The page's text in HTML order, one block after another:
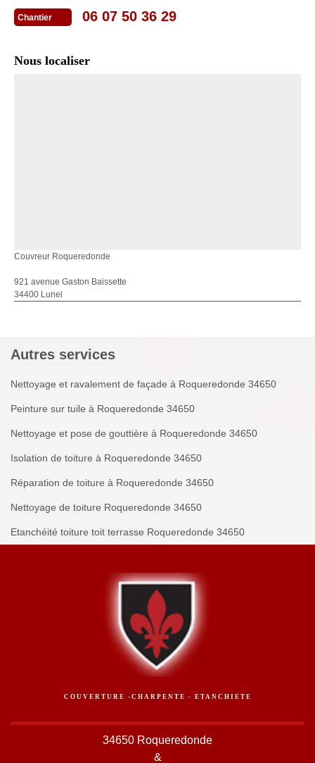
Chantier 06 07 50 36 29
Nous localiser
Couvreur Roqueredonde
921 avenue Gaston Baissette
34400 Lunel
Autres services
Nettoyage et ravalement de façade à Roqueredonde 34650
Peinture sur tuile à Roqueredonde 34650
Nettoyage et pose de gouttière à Roqueredonde 34650
Isolation de toiture à Roqueredonde 34650
Réparation de toiture à Roqueredonde 34650
Nettoyage de toiture Roqueredonde 34650
Etanchéité toiture toit terrasse Roqueredonde 34650
COUVERTURE -CHARPENTE - ETANCHIETE
34650 Roqueredonde
&